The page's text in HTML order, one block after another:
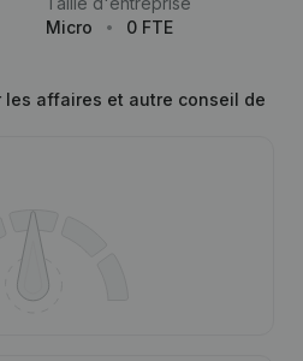
Micro
0 FTE
affaires et autre conseil de